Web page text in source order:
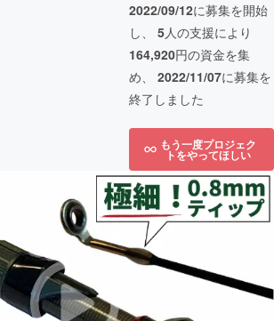
2022/09/12に募集を開始
し、 5人の支援により
164,920円の資金を集
め、 2022/11/07に募集を
終了しました
もう一度プロジェク
トをやってほしい